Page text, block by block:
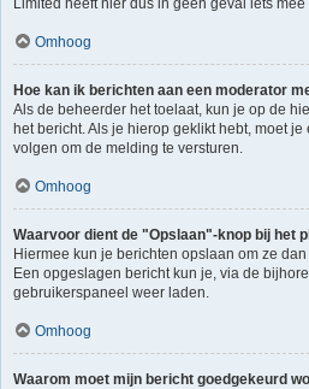
Limited heeft hier dus in geen geval iets mee
Omhoog
Hoe kan ik berichten aan een moderator
Als de beheerder het toelaat, kun je op de
het bericht. Als je hierop geklikt hebt, moet
volgen om de melding te versturen.
Omhoog
Waarvoor dient de "Opslaan"-knop bij het
Hiermee kun je berichten opslaan om ze
Een opgeslagen bericht kun je, via de
gebruikerspaneel weer laden.
Omhoog
Waarom moet mijn bericht goedgekeurd